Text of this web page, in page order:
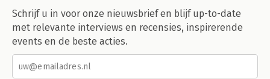
Schrijf u in voor onze nieuwsbrief en blijf up-to-date
met relevante interviews en recensies, inspirerende
events en de beste acties.